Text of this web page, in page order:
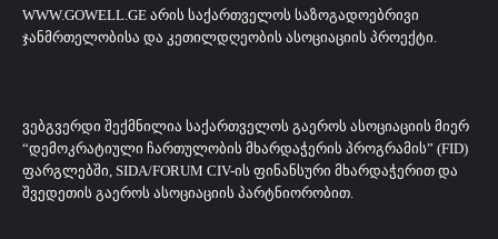
WWW.GOWELL.GE ᲐᲠᲘᲡ ᲡᲐᲥᲐᲠᲗᲕᲔᲚᲝᲡ ᲡᲐᲖᲝᲒᲐᲓᲝᲔᲑᲠᲘᲕᲘ
ᲯᲐᲜᲛᲠᲗᲔᲚᲝᲑᲘᲡᲐ ᲓᲐ ᲙᲔᲗᲘᲚᲓᲦᲔᲝᲑᲘᲡ ᲐᲡᲝᲪᲘᲐᲪᲘᲘᲡ ᲞᲠᲝᲔᲥᲢᲘ.
ᲕᲔᲑᲒᲕᲔᲠᲓᲘ ᲨᲔᲥᲛᲜᲘᲚᲘᲐ ᲡᲐᲥᲐᲠᲗᲕᲔᲚᲝᲡ ᲒᲐᲔᲠᲝᲡ ᲐᲡᲝᲪᲘᲐᲪᲘᲘᲡ ᲛᲘᲔᲠ
“ᲓᲔᲛᲝᲙᲠᲐᲢᲘᲣᲚᲘ ᲩᲐᲠᲗᲣᲚᲝᲑᲘᲡ ᲛᲮᲐᲠᲓᲐᲭᲔᲠᲘᲡ ᲞᲠᲝᲒᲠᲐᲛᲘᲡ” (FID)
ᲤᲐᲠᲒᲚᲔᲑᲨᲘ, SIDA/FORUM CIV-ᲘᲡ ᲤᲘᲜᲐᲜᲡᲣᲠᲘ ᲛᲮᲐᲠᲓᲐᲭᲔᲠᲘᲗ ᲓᲐ
ᲨᲕᲔᲓᲔᲗᲘᲡ ᲒᲐᲔᲠᲝᲡ ᲐᲡᲝᲪᲘᲐᲪᲘᲘᲡ ᲞᲐᲠᲢᲜᲘᲝᲠᲝᲑᲘᲗ.